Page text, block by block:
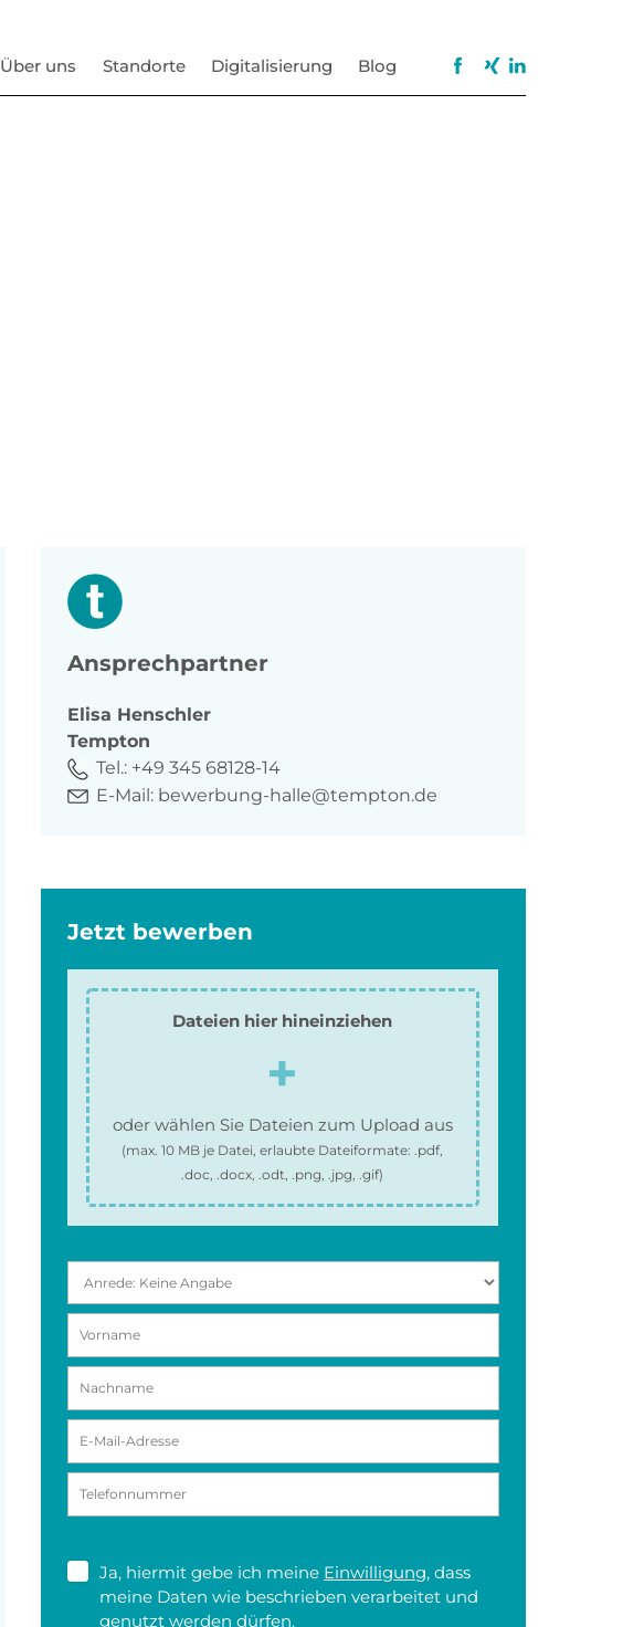
Über uns Standorte Digitalisierung Blog
Ansprechpartner
Elisa Henschler
Tempton
Tel.: +49 345 68128-14
E-Mail: bewerbung-halle@tempton.de
Jetzt bewerben
Dateien hier hineinziehen
oder wählen Sie Dateien zum Upload aus
(max.10 MB je Datei, erlaubte Dateiformate:.pdf,
.doc, .docx, .odt, .png, .jpg, .gif)
Ja, hiermit gebe ich meine Einwilligung, dass
meine Daten wie beschrieben verarbeitet und
genutzt werden dürfen.